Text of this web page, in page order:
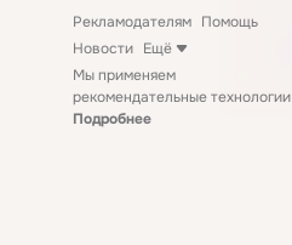
Рекламодателям Помощь
Новости Ещё
Мы применяем
рекомендательные технологии
Подробнее